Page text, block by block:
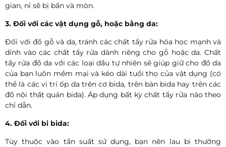
gian, nỉ sẽ bị bẩn và mòn.
3. Đối với các vật dụng gỗ, hoặc bằng da:
Đối với đồ gỗ và da, tránh các chất tẩy rửa hóa học mạnh và
dính vào các chất tẩy rửa dành riêng cho gỗ hoặc da. Chất
tẩy rửa đồ da với các loại dầu tự nhiên sẽ giúp giữ cho đồ da
của bạn luôn mềm mại và kéo dài tuổi thọ của vật dụng (có
thể là các vị trí ốp da trên cơ bida, trên bàn bida hay trên các
đồ nội thất quán bida). Áp dụng bất kỳ chất tẩy rửa nào theo
chỉ dẫn.
4. Đối với bi bida:
Tùy thuộc vào tần suất sử dụng, bạn nên lau bi thường